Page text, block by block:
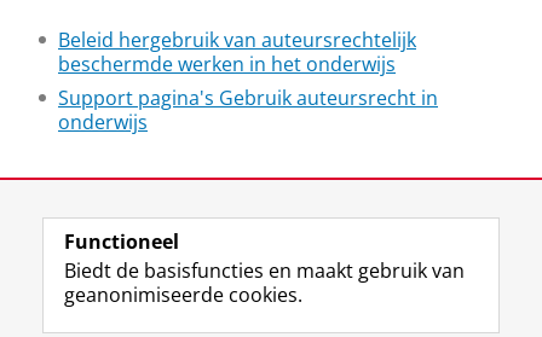
Beleid hergebruik van auteursrechtelijk
beschermde werken in het onderwijs
Support pagina's Gebruik auteursrecht in
onderwijs
View this page in:English
Functioneel
Biedt de basisfuncties en maakt gebruik van
geanonimiseerde cookies.